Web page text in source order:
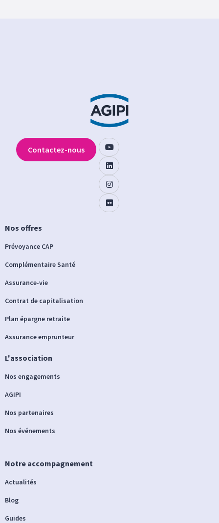
Nos offres
Prévoyance CAP
Complémentaire Santé
Assurance-vie
Contrat de capitalisation
Plan épargne retraite
Assurance emprunteur
L'association
Nos engagements
AGIPI
Nos partenaires
Nos événements
Notre accompagnement
Actualités
Blog
Guides
Contactez-nous